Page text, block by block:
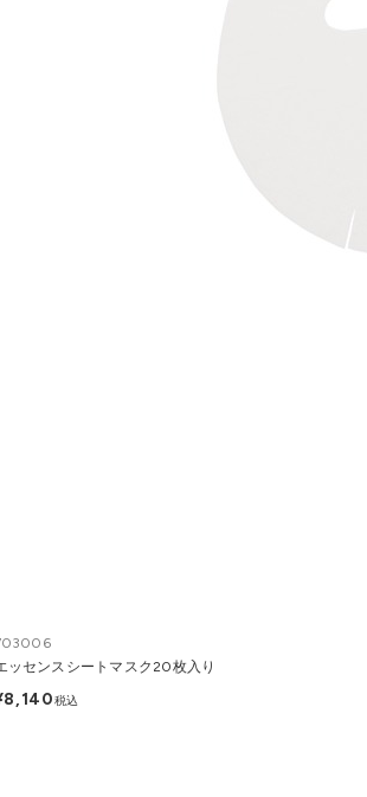
ッセンスシートマスク20枚入り
税込